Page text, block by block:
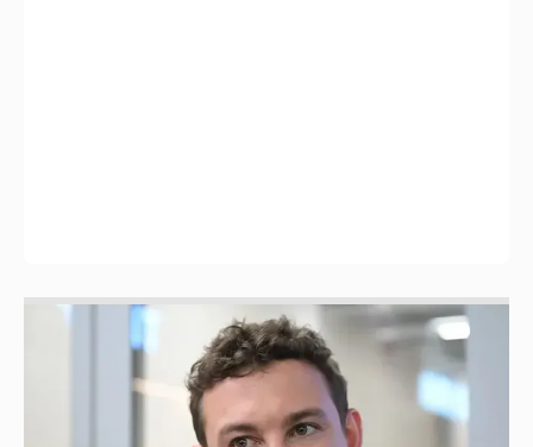
Никита Кологривый высказался насчёт